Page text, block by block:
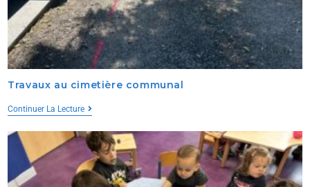
Travaux au cimetière communal
Continuer La Lecture